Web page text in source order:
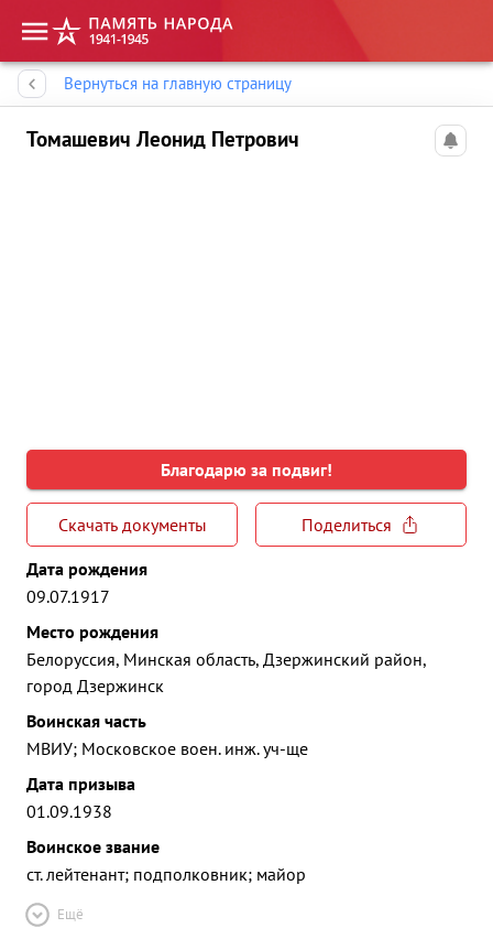
Вернуться на главную страницу
Томашевич Леонид Петрович
Благодарю за подвиг!
Скачать документы
Поделиться
Дата рождения
09.07.1917
Место рождения
Белоруссия, Минская область, Дзержинский район,
город Дзержинск
Воинская часть
МВИУ; Московское воен. инж. уч-ще
Дата призыва
01.09.1938
Воинское звание
ст. лейтенант; подполковник; майор
Ещё
Память народа